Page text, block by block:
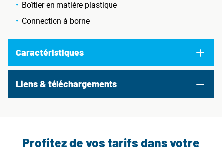
Boîtier en matière plastique
Connection à borne
Caractéristiques
Liens & téléchargements
Profitez de vos tarifs dans votre